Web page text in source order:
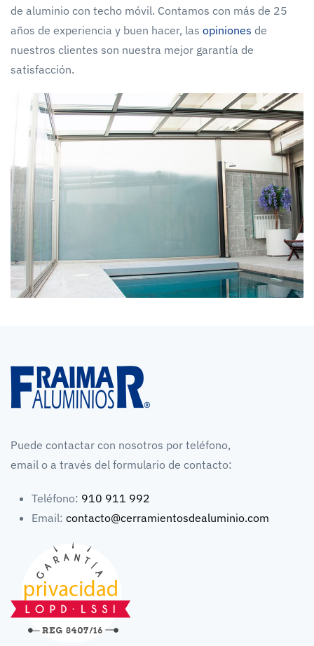
de aluminio con techo móvil. Contamos con más de 25
años de experiencia y buen hacer, las opiniones de
nuestros clientes son nuestra mejor garantía de
satisfacción.
Puede contactar con nosotros por teléfono,
email o a través del formulario de contacto:
Teléfono: 910 911 992
Email: contacto@cerramientosdealuminio.com